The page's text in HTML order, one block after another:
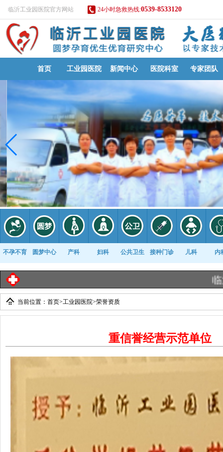
临沂工业园医院官方网站 24小时急救热线:0539-8533120
首页 工业园医院 新闻中心 医院科室 专家团队
不孕不育 圆梦中心 产科 妇科 公共卫生 接种门诊 儿科 内
康复科
临沂
当前位置： 首页>工业园医院>荣誉资质
重信誉经营示范单位